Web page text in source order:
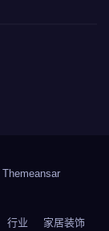
Themeansar
行业 家居装饰